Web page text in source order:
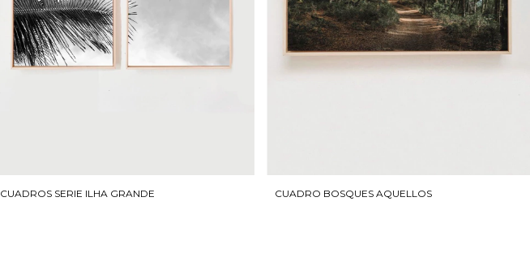
CUADROS SERIE ILHA GRANDE CUADRO BOSQUES AQUELLOS